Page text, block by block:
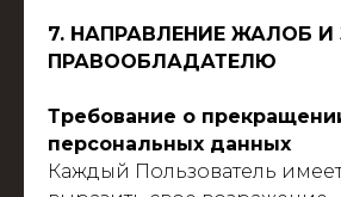
7. НАПРАВЛЕНИЕ ЖАЛОБ
ПРАВООБЛАДАТЕЛЮ
Требование о
персональных данных
Каждый Пользователь